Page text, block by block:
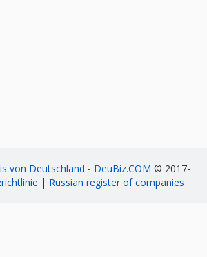
von Deutschland - DeuBiz.COM © 2017-
| Russian register of companies